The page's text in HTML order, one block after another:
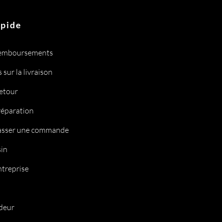
sur la livraison
une commande